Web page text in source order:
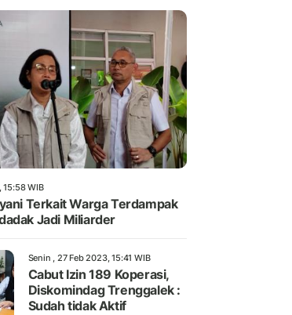
15:58 WIB
Terkait Warga Terdampak
Jadi Miliarder
Senin , 27 Feb 2023, 15:41 WIB
Cabut Izin 189 Koperasi,
Diskomindag Trenggalek :
Sudah tidak Aktif